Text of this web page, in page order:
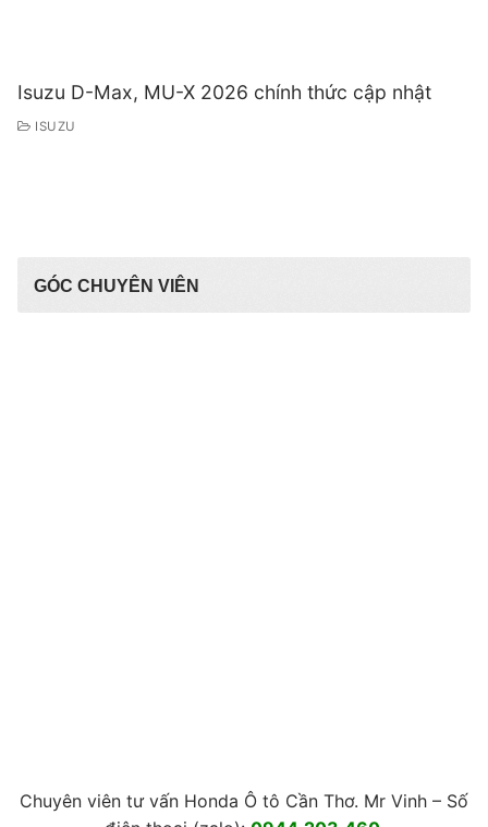
Isuzu D-Max, MU-X 2026 chính thức cập nhật
ISUZU
GÓC CHUYÊN VIÊN
Chuyên viên tư vấn Honda Ô tô Cần Thơ. Mr Vinh – Số